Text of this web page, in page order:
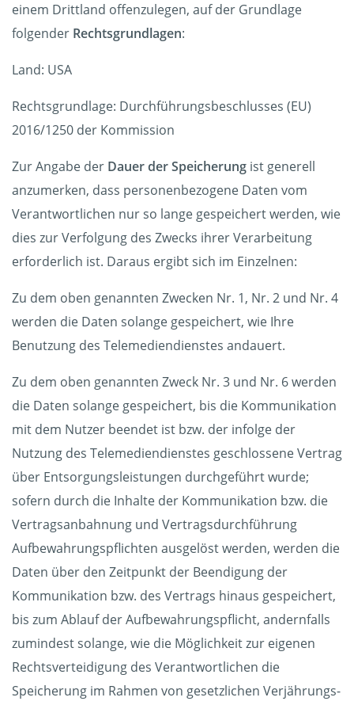
einem Drittland offenzulegen, auf der Grundlage
folgender Rechtsgrundlagen:
Land: USA
Rechtsgrundlage: Durchführungsbeschlusses (EU)
2016/1250 der Kommission
Zur Angabe der Dauer der Speicherung ist generell
anzumerken, dass personenbezogene Daten vom
Verantwortlichen nur so lange gespeichert werden, wie
dies zur Verfolgung des Zwecks ihrer Verarbeitung
erforderlich ist. Daraus ergibt sich im Einzelnen:
Zu dem oben genannten Zwecken Nr. 1, Nr. 2 und Nr. 4
werden die Daten solange gespeichert, wie Ihre
Benutzung des Telemediendienstes andauert.
Zu dem oben genannten Zweck Nr. 3 und Nr. 6 werden
die Daten solange gespeichert, bis die Kommunikation
mit dem Nutzer beendet ist bzw. der infolge der
Nutzung des Telemediendienstes geschlossene Vertrag
über Entsorgungsleistungen durchgeführt wurde;
sofern durch die Inhalte der Kommunikation bzw. die
Vertragsanbahnung und Vertragsdurchführung
Aufbewahrungspflichten ausgelöst werden, werden die
Daten über den Zeitpunkt der Beendigung der
Kommunikation bzw. des Vertrags hinaus gespeichert,
bis zum Ablauf der Aufbewahrungspflicht, andernfalls
zumindest solange, wie die Möglichkeit zur eigenen
Rechtsverteidigung des Verantwortlichen die
Speicherung im Rahmen von gesetzlichen Verjährungs-